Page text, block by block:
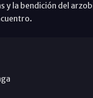
y la bendición del